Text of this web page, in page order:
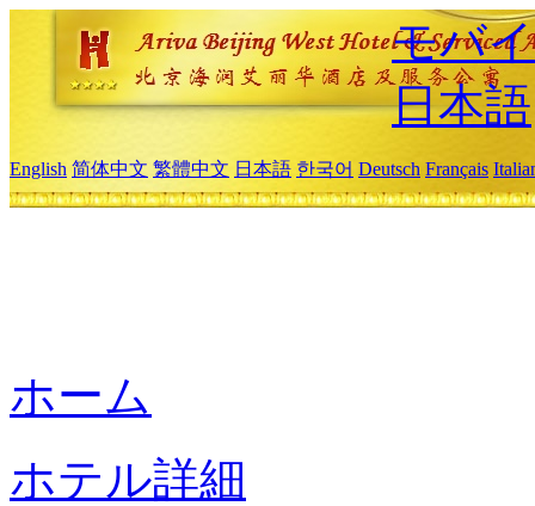
モバ
日本語
English 简体中文 繁體中文 日本語 한국어 Deutsch Français
ホーム
ホテル詳細